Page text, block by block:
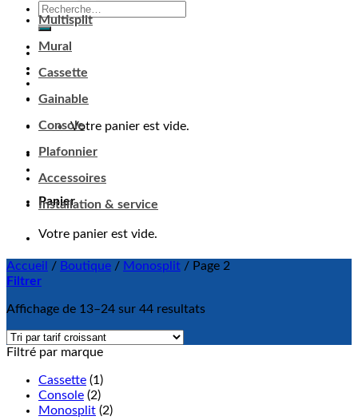
Votre panier est vide.
Panier
Votre panier est vide.
Multisplit
Mural
Cassette
Gainable
Console
Plafonnier
Accessoires
Installation & service
Accueil / Boutique / Monosplit / Page 2
Filtrer
Affichage de 13–24 sur 44 resultats
Filtré par marque
Cassette (1)
Console (2)
Monosplit (2)